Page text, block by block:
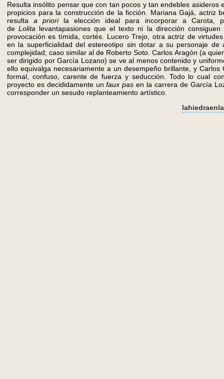
Resulta insólito pensar que con tan pocos y tan endebles asideros
propicios para la construcción de la ficción. Mariana Gajá, actriz
resultaa priori la elección ideal para incorporar a Carota,
deLolita levantapasiones que el texto ni la dirección
provocación es tímida, cortés. Lucero Trejo, otra actriz de
en la superficialidad del estereotipo sin dotar a su personaje de
complejidad; caso similar al de Roberto Soto. Carlos Aragón (a
ser dirigido por García Lozano) se ve al menos contenido y
ello equivalga necesariamente a un desempeño brillante, y
formal, confuso, carente de fuerza y seducción. Todo lo cual
proyecto es decididamente unfaux pasen la carrera de García
corresponder un sesudo replanteamiento artístico.